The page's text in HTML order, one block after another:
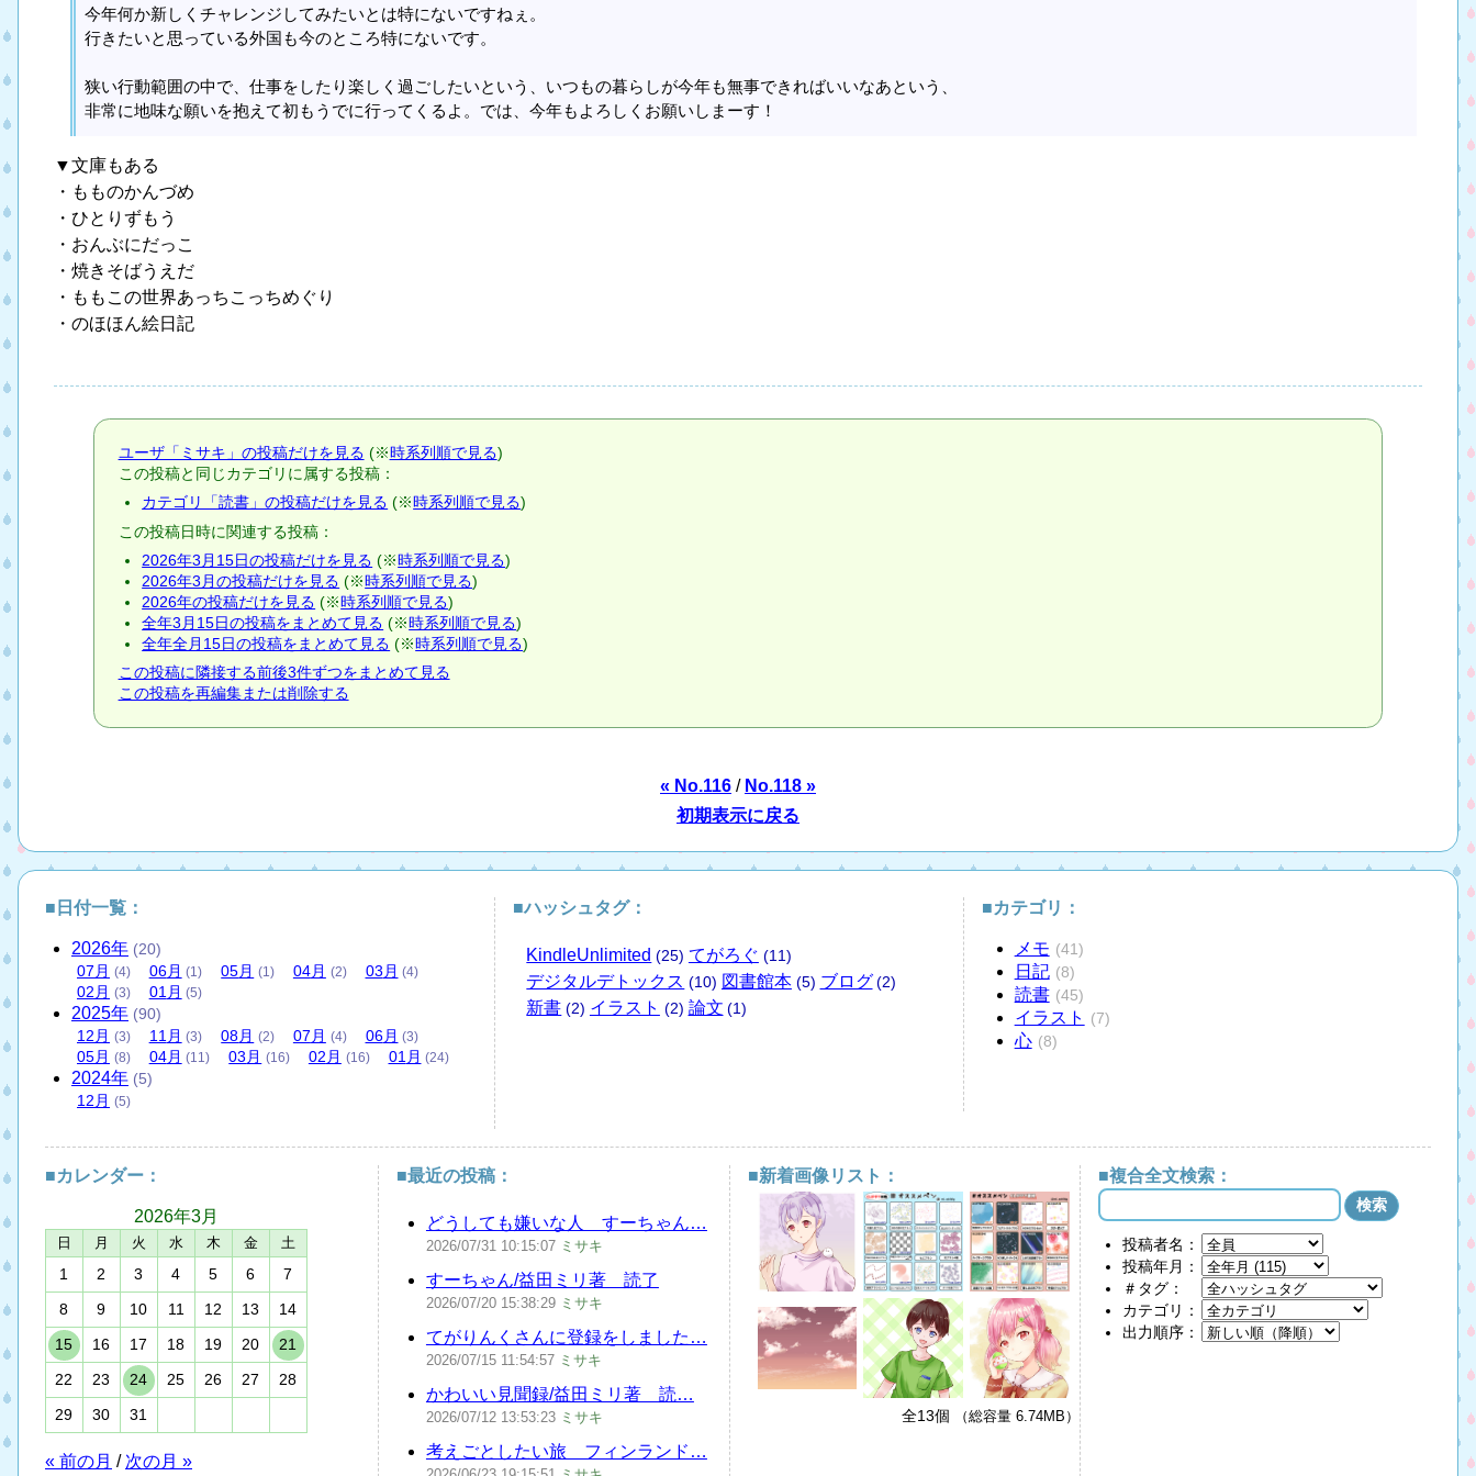
今年何か新しくチャレンジしてみたいとは特にないですねぇ。
行きたいと思っている外国も今のところ特にないです。
狭い行動範囲の中で、仕事をしたり楽しく過ごしたいという、いつもの暮らしが今年も無事できればいいなあという、
非常に地味な願いを抱えて初もうでに行ってくるよ。では、今年もよろしくお願いしまーす！
▼文庫もある
・もものかんづめ
・ひとりずもう
・おんぶにだっこ
・焼きそばうえだ
・ももこの世界あっちこっちめぐり
・のほほん絵日記
ユーザ「ミサキ」の投稿だけを見る (※時系列順で見る)
この投稿と同じカテゴリに属する投稿：
カテゴリ「読書」の投稿だけを見る (※時系列順で見る)
この投稿日時に関連する投稿：
2026年3月15日の投稿だけを見る (※時系列順で見る)
2026年3月の投稿だけを見る (※時系列順で見る)
2026年の投稿だけを見る (※時系列順で見る)
全年3月15日の投稿をまとめて見る (※時系列順で見る)
全年全月15日の投稿をまとめて見る (※時系列順で見る)
この投稿に隣接する前後3件ずつをまとめて見る
この投稿を再編集または削除する
« No.116 / No.118 »
初期表示に戻る
■日付一覧：
2026年 (20)
07月 (4) 06月 (1) 05月 (1) 04月 (2) 03月 (4)
02月 (3) 01月 (5)
2025年 (90)
12月 (3) 11月 (3) 08月 (2) 07月 (4) 06月 (3)
05月 (8) 04月 (11) 03月 (16) 02月 (16) 01月 (24)
2024年 (5)
12月 (5)
■ハッシュタグ：
KindleUnlimited (25) てがろぐ (11)
デジタルデトックス (10) 図書館本 (5) ブログ (2)
新書 (2) イラスト (2) 論文 (1)
■カテゴリ：
メモ (41)
日記 (8)
読書 (45)
イラスト (7)
心 (8)
■カレンダー：
2026年3月
日 月 火 水 木 金 土
1 2 3 4 5 6
7
8
9 10 11 12 13
14
15
16 17 18 19 20
21
22
23 24 25 26 27
28
29
30 31
« 前の月 / 次の月 »
■最近の投稿：
どうしても嫌いな人 すーちゃん…
2026/07/31 10:15:07 ミサキ
すーちゃん/益田ミリ著 読了
2026/07/20 15:38:29 ミサキ
てがりんくさんに登録をしました…
2026/07/15 11:54:57 ミサキ
かわいい見聞録/益田ミリ著 読…
2026/07/12 13:53:23 ミサキ
考えごとしたい旅 フィンランド…
■新着画像リスト：
全13個 （総容量 6.74MB）
■複合全文検索：
投稿者名：
投稿年月：
＃タグ：
カテゴリ：
出力順序：